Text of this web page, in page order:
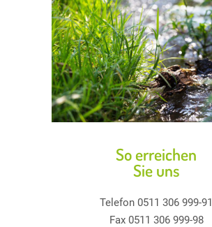
So erreichen
Sie uns
Telefon 0511 306 999-91
Fax 0511 306 999-98